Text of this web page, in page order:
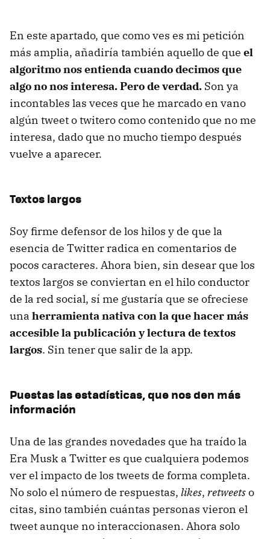
En este apartado, que como ves es mi petición
más amplia, añadiría también aquello de que el
algoritmo nos entienda cuando decimos que
algo no nos interesa. Pero de verdad. Son ya
incontables las veces que he marcado en vano
algún tweet o twitero como contenido que no me
interesa, dado que no mucho tiempo después
vuelve a aparecer.
Textos largos
Soy firme defensor de los hilos y de que la
esencia de Twitter radica en comentarios de
pocos caracteres. Ahora bien, sin desear que los
textos largos se conviertan en el hilo conductor
de la red social, sí me gustaría que se ofreciese
una herramienta nativa con la que hacer más
accesible la publicación y lectura de textos
largos. Sin tener que salir de la app.
Puestas las estadísticas, que nos den más
información
Una de las grandes novedades que ha traído la
Era Musk a Twitter es que cualquiera podemos
ver el impacto de los tweets de forma completa.
No solo el número de respuestas, likes, retweetso
citas, sino también cuántas personas vieron el
tweet aunque no interaccionasen. Ahora solo